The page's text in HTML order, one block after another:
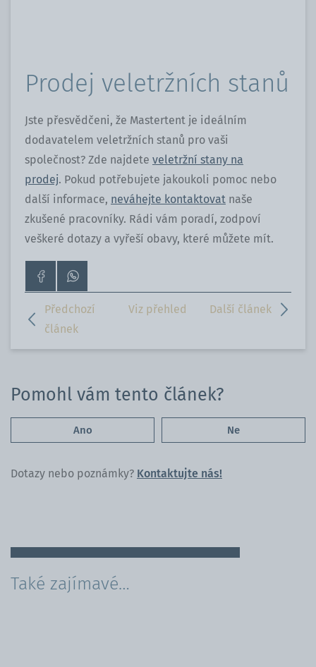
Prodej veletržních stanů
Jste přesvědčeni, že Mastertent je ideálním
dodavatelem veletržních stanů pro vaši
společnost? Zde najdete veletržní stany na
prodej. Pokud potřebujete jakoukoli pomoc nebo
další informace, neváhejte kontaktovat naše
zkušené pracovníky. Rádi vám poradí, zodpoví
veškeré dotazy a vyřeší obavy, které můžete mít.
Přejít
stránku
na
Facebooku
Kontaktujte
nás
přes
Předchozí
článek
Viz přehled Další článek
Pomohl vám tento článek?
Ano Ne
Dotazy nebo poznámky? Kontaktujte nás!
Také zajímavé…